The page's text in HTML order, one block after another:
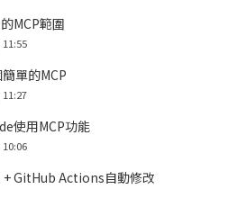
MCP範圍
11:55
單的MCP
11:27
使用MCP功能
10:06
+ GitHub Actions自動修改